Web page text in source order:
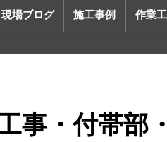
現場ブログ 施工事例 作業
事・付帯部